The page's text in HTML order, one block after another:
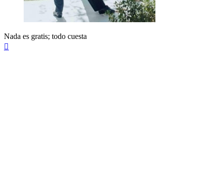
Nada es gratis; todo cuesta